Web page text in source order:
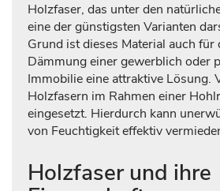
Holzfaser, das unter den
eine der günstigsten Varianten
Grund ist dieses Material auch für
Dämmung einer gewerblich oder
Immobilie eine attraktive Lösung.
Holzfasern im Rahmen einer
eingesetzt. Hierdurch kann
von Feuchtigkeit effektiv
Holzfaser und ihre